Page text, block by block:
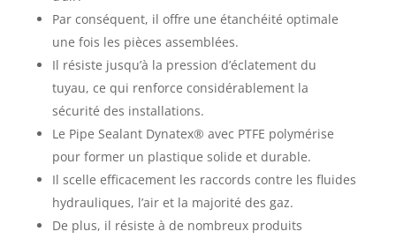
Par conséquent, il offre une étanchéité optimale
une fois les pièces assemblées.
Il résiste jusqu’à la pression d’éclatement du
tuyau, ce qui renforce considérablement la
sécurité des installations.
Le Pipe Sealant Dynatex® avec PTFE polymérise
pour former un plastique solide et durable.
Il scelle efficacement les raccords contre les fluides
hydrauliques, l’air et la majorité des gaz.
De plus, il résiste à de nombreux produits